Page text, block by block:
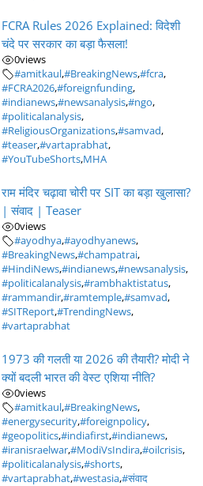
FCRA Rules 2026 Explained: विदेशी
चंदे पर सरकार का बड़ा फैसला!
0views
#amitkaul,#BreakingNews,#fcra,
#FCRA2026,#foreignfunding,
#indianews,#newsanalysis,#ngo,
#politicalanalysis,
#ReligiousOrganizations,#samvad,
#teaser,#vartaprabhat,
#YouTubeShorts,MHA
राम मंदिर चढ़ावा चोरी पर SIT का बड़ा खुलासा?
| संवाद | Teaser
0views
#ayodhya,#ayodhyanews,
#BreakingNews,#champatrai,
#HindiNews,#indianews,#newsanalysis,
#politicalanalysis,#rambhaktistatus,
#rammandir,#ramtemple,#samvad,
#SITReport,#TrendingNews,
#vartaprabhat
1973 की गलती या 2026 की तैयारी? मोदी ने
क्यों बदली भारत की वेस्ट एशिया नीति?
0views
#amitkaul,#BreakingNews,
#energysecurity,#foreignpolicy,
#geopolitics,#indiafirst,#indianews,
#iranisraelwar,#ModiVsIndira,#oilcrisis,
#politicalanalysis,#shorts,
#vartaprabhat,#westasia,#संवाद